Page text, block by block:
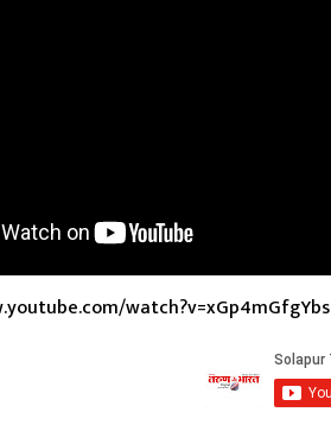
watch?v=xGp4mGfgYbs